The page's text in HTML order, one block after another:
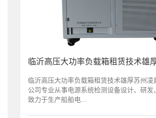
临沂高压大功率负载箱租赁技术雄
临沂高压大功率负载箱租赁技术雄厚苏州凌
公司专业从事电源系统检测设备设计、研发
致力于生产船舶电...